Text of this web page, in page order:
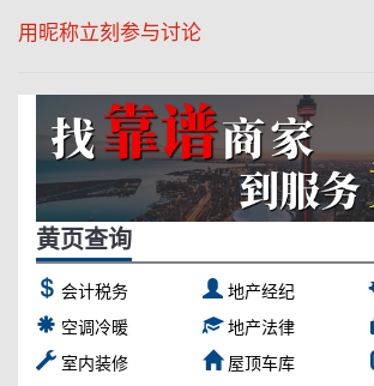
用昵称立刻参与讨论
黄页查询
会计税务 地产经纪
空调冷暖
地产法律
室内装修
屋顶车库